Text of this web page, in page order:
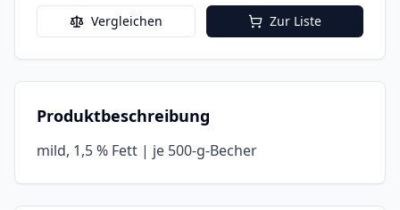
Vergleichen Zur Liste
Produktbeschreibung
mild, 1,5 % Fett | je 500-g-Becher